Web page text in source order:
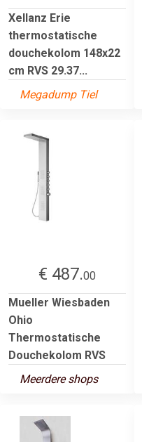
Xellanz Erie
thermostatische
douchekolom 148x22
cm RVS 29.37...
Megadump Tiel
€ 487.00
Mueller Wiesbaden
Ohio
Thermostatische
Douchekolom RVS
Meerdere shops